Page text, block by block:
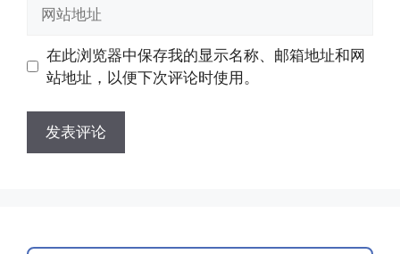
址
址
在此浏览器中保存我的显示名称、邮箱地址和网
站地址，以便下次评论时使用。